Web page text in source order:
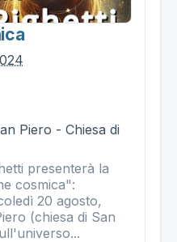
Piero - Chiesa di
presenterà la
cosmica":
20 agosto,
(chiesa di San